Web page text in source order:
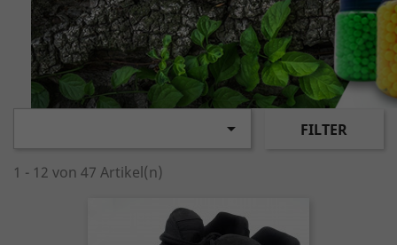
 FILTER
1 - 12 von 47 Artikel(n)